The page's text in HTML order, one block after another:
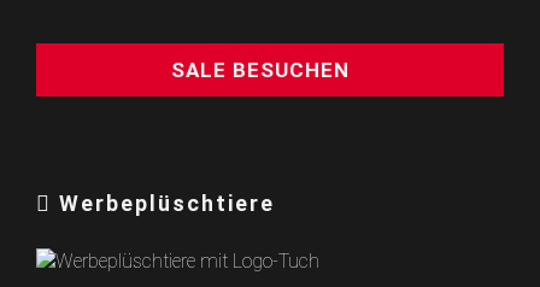
SALE BESUCHEN
Werbeplüschtiere